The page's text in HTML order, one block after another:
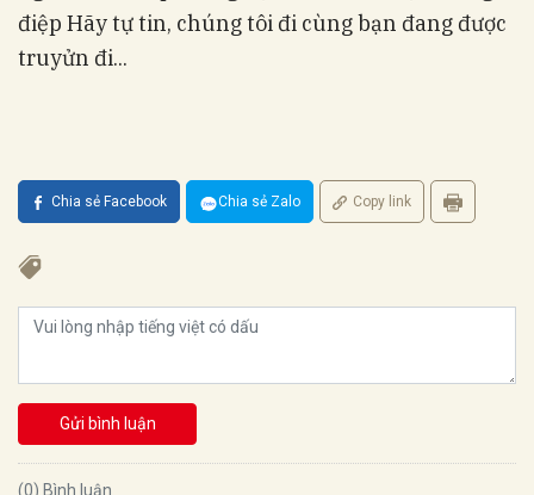
điệp Hãy tự tin, chúng tôi đi cùng bạn đang được
truyửn đi...
Chia sẻ Facebook Chia sẻ Zalo Copy link
Gửi bình luận
(0) Bình luận